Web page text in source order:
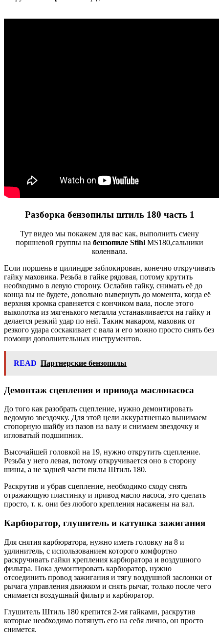
Разборка бензопилы штиль180 часть 1
Тут видео мы покажем для вас как, выполнить смену
поршневой группы на бензопиле Stihl MS180,сальники
коленвала.
Если поршень в цилиндре заблокирован, конечно откручивать
гайку маховика. Резьба в гайке рядовая, потому крутить
необходимо в левую сторону. Ослабив гайку, снимать её до
конца вы не будете, довольно вывернуть до момента, когда её
верхняя кромка сравняется с кончиком вала, после этого
выколотка из мягенького металла устанавливается на гайку и
делается резкий удар по ней. Таким макаром, маховик от
резкого удара соскакивает с вала и его можно просто снять без
помощи дополнительных инструментов.
READ Партнерские бензопилы
Демонтаж сцепления и привода маслонасоса
До того как разобрать сцепление, нужно демонтировать
ведомую звездочку. Для этой цели аккуратненько вынимаем
стопорную шайбу из пазов на валу и снимаем звездочку и
игловатый подшипник.
Высочайшей головкой на 19, нужно открутить сцепление.
Резьба у него левая, потому откручивается оно в сторону
шины, а не задней части пилы Штиль 180.
Раскрутив и убрав сцепление, необходимо сходу снять
отражающую пластинку и привод масло насоса, это сделать
просто, т. к. они без любого крепления насажены на вал.
Карбюратор, глушитель и катушка зажигания
Для снятия карбюратора, нужно иметь головку на 8 и
удлинитель, с использованием которого комфортно
раскручивать гайки крепления карбюратора и воздушного
фильтра. Пока демонтировать карбюратор, нужно
отсоединить провод зажигания и тягу воздушной заслонки от
рычага управления движком и снять рычаг, только после чего
снимается воздушный фильтр и карбюратор.
Глушитель Штиль 180 крепится 2-мя гайками, раскрутив
которые необходимо потянуть его на себя лично, он просто
снимется.